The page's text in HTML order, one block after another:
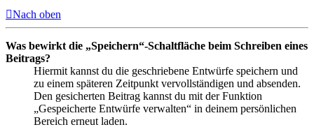
Nach oben
Was bewirkt die „Speichern“-Schaltfläche beim Schreiben eines
Beitrags?
Hiermit kannst du die geschriebene Entwürfe speichern und
zu einem späteren Zeitpunkt vervollständigen und absenden.
Den gesicherten Beitrag kannst du mit der Funktion
„Gespeicherte Entwürfe verwalten“ in deinem persönlichen
Bereich erneut laden.